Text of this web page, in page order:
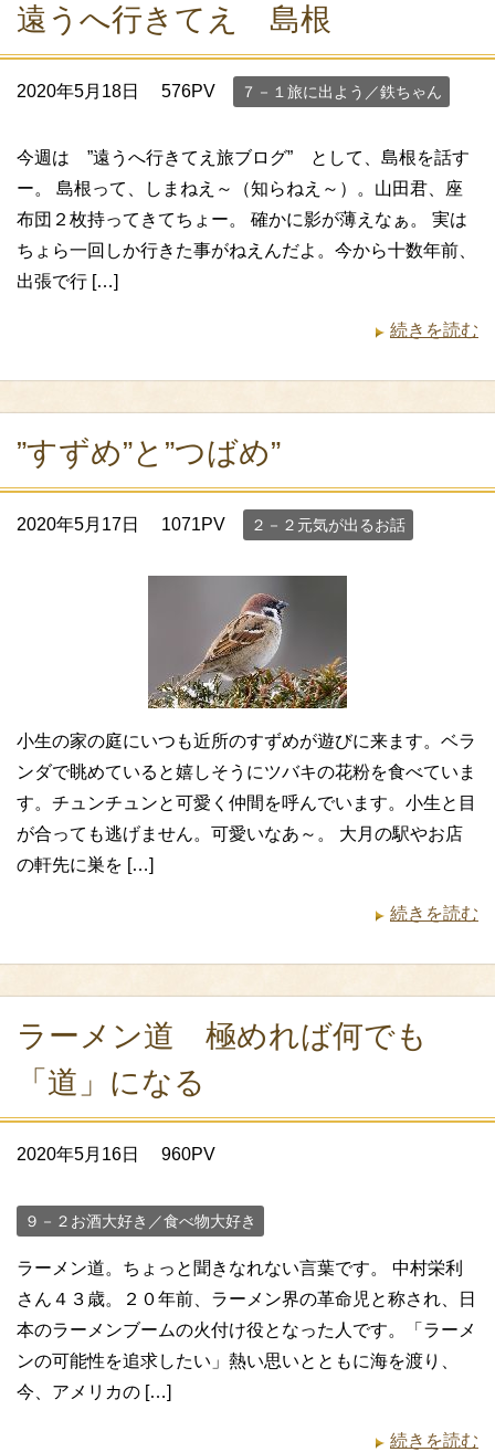
遠うへ行きてえ 島根
2020年5月18日 576PV ７－１旅に出よう／鉄ちゃん
今週は ”遠うへ行きてえ旅ブログ” として、島根を話す
ー。 島根って、しまねえ～（知らねえ～）。山田君、座
布団２枚持ってきてちょー。 確かに影が薄えなぁ。 実は
ちょら一回しか行きた事がねえんだよ。今から十数年前、
出張で行 […]
続きを読む
”すずめ”と”つばめ”
2020年5月17日 1071PV ２－２元気が出るお話
小生の家の庭にいつも近所のすずめが遊びに来ます。ベラ
ンダで眺めていると嬉しそうにツバキの花粉を食べていま
す。チュンチュンと可愛く仲間を呼んでいます。小生と目
が合っても逃げません。可愛いなあ～。 大月の駅やお店
の軒先に巣を […]
続きを読む
ラーメン道 極めれば何でも
「道」になる
2020年5月16日 960PV
９－２お酒大好き／食べ物大好き
ラーメン道。ちょっと聞きなれない言葉です。 中村栄利
さん４３歳。２０年前、ラーメン界の革命児と称され、日
本のラーメンブームの火付け役となった人です。「ラーメ
ンの可能性を追求したい」熱い思いとともに海を渡り、
今、アメリカの […]
続きを読む